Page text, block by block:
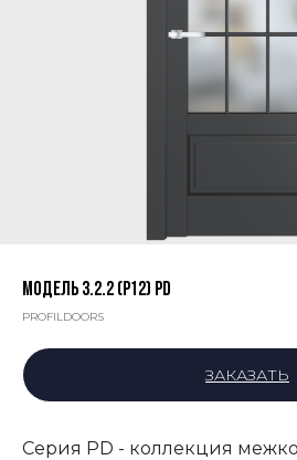
Модель 3.2.2 (Р12) PD
PROFILDOORS
ЗАКАЗАТЬ
Серия PD - коллекция